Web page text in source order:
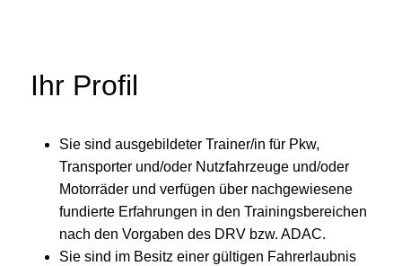
Ihr Profil
Sie sind ausgebildeter Trainer/in für Pkw,
Transporter und/oder Nutzfahrzeuge und/oder
Motorräder und verfügen über nachgewiesene
fundierte Erfahrungen in den Trainingsbereichen
nach den Vorgaben des DRV bzw. ADAC.
Sie sind im Besitz einer gültigen Fahrerlaubnis